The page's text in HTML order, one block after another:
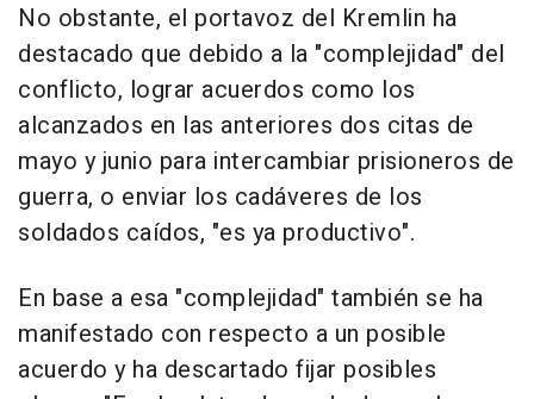
No obstante, el portavoz del Kremlin ha
destacado que debido a la "complejidad" del
conflicto, lograr acuerdos como los
alcanzados en las anteriores dos citas de
mayo y junio para intercambiar prisioneros de
guerra, o enviar los cadáveres de los
soldados caídos, "es ya productivo".
En base a esa "complejidad" también se ha
manifestado con respecto a un posible
acuerdo y ha descartado fijar posibles